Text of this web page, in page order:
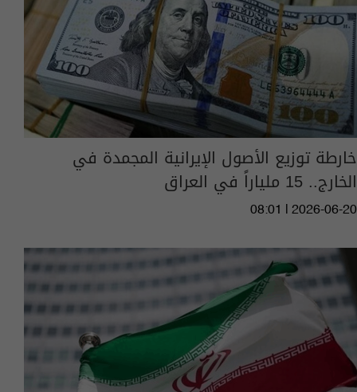
خارطة توزيع الأصول الإيرانية المجمدة في
الخارج.. 15 ملياراً في العراق
08:01 | 2026-06-20